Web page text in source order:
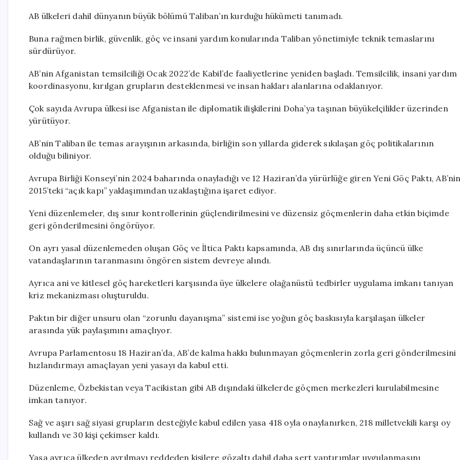
AB ülkeleri dahil dünyanın büyük bölümü Taliban’ın kurduğu hükümeti tanımadı.
Buna rağmen birlik, güvenlik, göç ve insani yardım konularında Taliban yönetimiyle teknik temaslarını
sürdürüyor.
AB’nin Afganistan temsilciliği Ocak 2022’de Kabil’de faaliyetlerine yeniden başladı. Temsilcilik, insani yardım
koordinasyonu, kırılgan grupların desteklenmesi ve insan hakları alanlarına odaklanıyor.
Çok sayıda Avrupa ülkesi ise Afganistan ile diplomatik ilişkilerini Doha’ya taşınan büyükelçilikler üzerinden
yürütüyor.
AB’nin Taliban ile temas arayışının arkasında, birliğin son yıllarda giderek sıkılaşan göç politikalarının
olduğu biliniyor.
Avrupa Birliği Konseyi’nin 2024 baharında onayladığı ve 12 Haziran’da yürürlüğe giren Yeni Göç Paktı,
2015’teki “açık kapı” yaklaşımından uzaklaştığına işaret ediyor.
Yeni düzenlemeler, dış sınır kontrollerinin güçlendirilmesini ve düzensiz göçmenlerin daha etkin biçimde
geri gönderilmesini öngörüyor.
On ayrı yasal düzenlemeden oluşan Göç ve İltica Paktı kapsamında, AB dış sınırlarında üçüncü ülke
vatandaşlarının taranmasını öngören sistem devreye alındı.
Ayrıca ani ve kitlesel göç hareketleri karşısında üye ülkelere olağanüstü tedbirler uygulama imkanı tanıyan
kriz mekanizması oluşturuldu.
Paktın bir diğer unsuru olan “zorunlu dayanışma” sistemi ise yoğun göç baskısıyla karşılaşan ülkeler
arasında yük paylaşımını amaçlıyor.
Avrupa Parlamentosu 18 Haziran’da, AB’de kalma hakkı bulunmayan göçmenlerin zorla geri gönderilmesini
hızlandırmayı amaçlayan yeni yasayı da kabul etti.
Düzenleme, Özbekistan veya Tacikistan gibi AB dışındaki ülkelerde göçmen merkezleri kurulabilmesine
imkan tanıyor.
Sağ ve aşırı sağ siyasi grupların desteğiyle kabul edilen yasa 418 oyla onaylanırken, 218 milletvekili karşı oy
kullandı ve 30 kişi çekimser kaldı.
Yasa ayrıca ülkeden ayrılmayı reddeden kişilere gözaltı dahil daha sert yaptırımlar uygulanmasını